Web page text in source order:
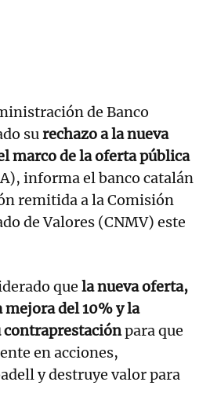
de Banco
surechazo a la nueva
marco de la oferta pública
informa el banco catalán
remitida a la Comisión
de Valores (CNMV) este
que la nueva oferta,
del 10% y la
contraprestaciónpara que
en acciones,
y destruye valor para